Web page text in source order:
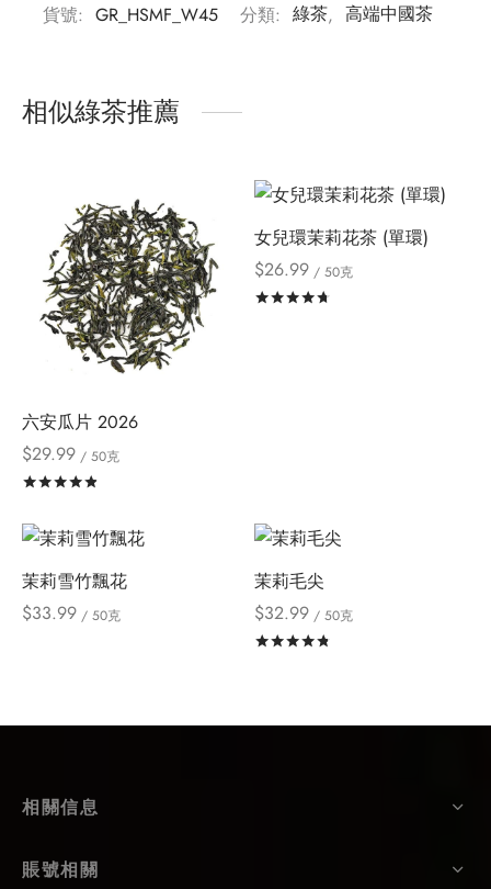
貨號: GR_HSMF_W45 分類: 綠茶, 高端中國茶
相似綠茶推薦
六安瓜片 2026
$29.99 / 50克
女兒環茉莉花茶 (單環)
$26.99/ 50克
茉莉雪竹飄花
$33.99 / 50克
茉莉毛尖
$32.99/ 50克
相關信息
賬號相關